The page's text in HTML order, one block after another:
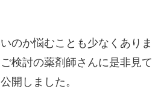
のか悩むことも少なくありま
検討の薬剤師さんに是非見て
開しました。